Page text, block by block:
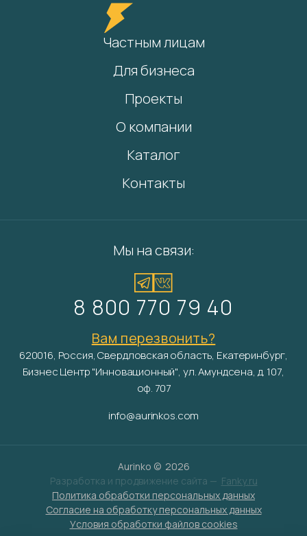
Частным лицам
Для бизнеса
Проекты
О компании
Каталог
Контакты
Мы на связи:
8 800 770 79 40
Вам перезвонить?
620016, Россия, Свердловская область, Екатеринбург,
Бизнес Центр "Инновационный", ул. Амундсена, д. 107,
оф. 707
info@aurinkos.com
Aurinko © 2026
Разработка и продвижение сайта — Fanky.ru
Политика обработки персональных данных
Согласие на обработку персональных данных
Условия обработки файлов cookies